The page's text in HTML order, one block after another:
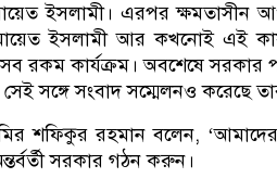
ইসলামী। এরপর ক্ষমতাসীন
ইসলামী আর কখনোই এই
সব রকম কার্যক্রম। অবশেষে সরকার
সঙ্গে সংবাদ সম্মেলনও করেছে
শফিকুর রহমান বলেন,
সরকার গঠন করুন।